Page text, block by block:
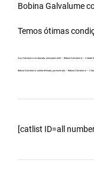
Bobina Galvalume
Temos ótimas
Aço Galvalume no atacado, principalmente – Bobina Galvalume – Cidade
Bobina Galvalume carreta fechada, por exemplo – Bobina Galvalume –
[catlist ID=all